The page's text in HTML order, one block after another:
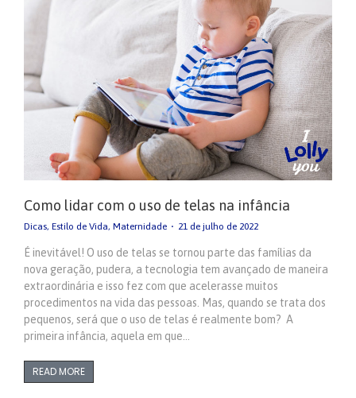
Como lidar com o uso de telas na infância
Dicas, Estilo de Vida, Maternidade 21 de julho de 2022
É inevitável! O uso de telas se tornou parte das famílias da
nova geração, pudera, a tecnologia tem avançado de maneira
extraordinária e isso fez com que acelerasse muitos
procedimentos na vida das pessoas. Mas, quando se trata dos
pequenos, será que o uso de telas é realmente bom? A
primeira infância, aquela em que…
READ MORE